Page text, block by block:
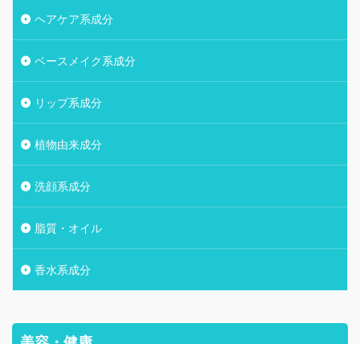
ヘアケア系成分
ベースメイク系成分
リップ系成分
植物由来成分
洗顔系成分
脂質・オイル
香水系成分